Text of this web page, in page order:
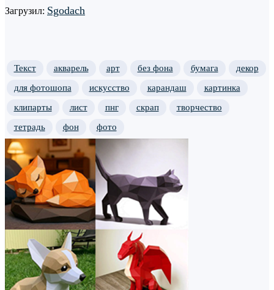
Загрузил: Sgodach
Текст акварель арт без фона бумага
декор
для фотошопа
искусство карандаш
картинка
клипарты
лист пнг скрап
творчество
тетрадь
фон фото